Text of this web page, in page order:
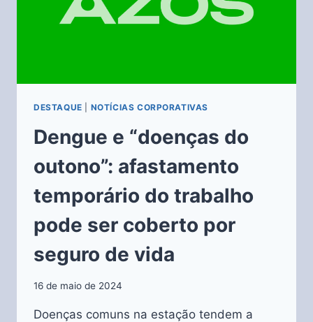
DESTAQUE NOTÍCIAS CORPORATIVAS
Dengue e “doenças do
outono”: afastamento
temporário do trabalho
pode ser coberto por
seguro de vida
16 de maio de 2024
Doenças comuns na estação tendem a